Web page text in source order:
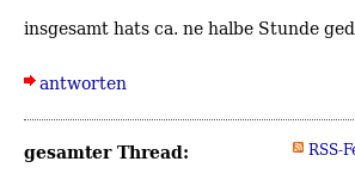
insgesamt hats ca. ne halbe Stunde
antworten
gesamter Thread: RSS-